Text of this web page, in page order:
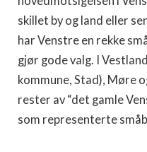
skillet by og land eller
har Venstre en rekke
gjør gode valg. I
kommune, Stad), Møre
rester av “det gamle
som representerte